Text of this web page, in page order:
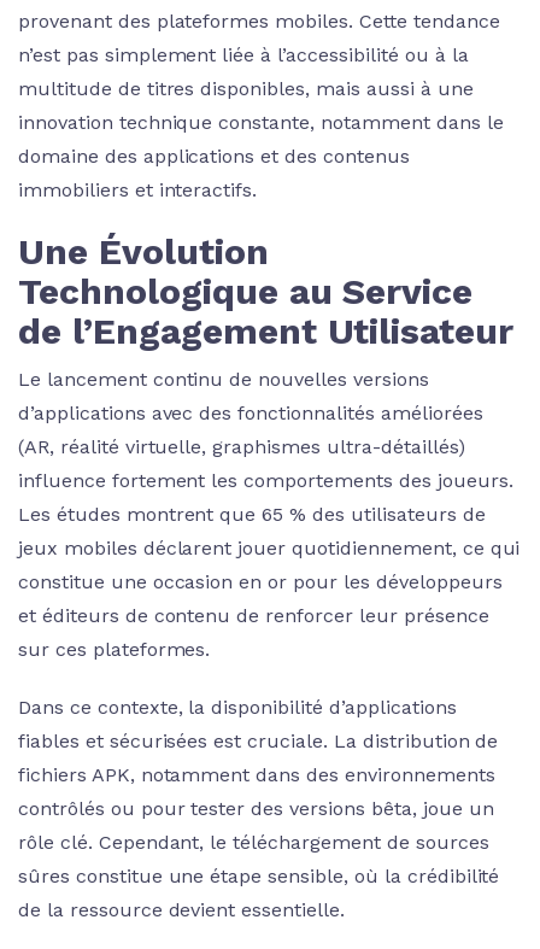
provenant des plateformes mobiles. Cette tendance
n’est pas simplement liée à l’accessibilité ou à la
multitude de titres disponibles, mais aussi à une
innovation technique constante, notamment dans le
domaine des applications et des contenus
immobiliers et interactifs.
Une Évolution
Technologique au Service
de l’Engagement Utilisateur
Le lancement continu de nouvelles versions
d’applications avec des fonctionnalités améliorées
(AR, réalité virtuelle, graphismes ultra-détaillés)
influence fortement les comportements des joueurs.
Les études montrent que 65 % des utilisateurs de
jeux mobiles déclarent jouer quotidiennement, ce qui
constitue une occasion en or pour les développeurs
et éditeurs de contenu de renforcer leur présence
sur ces plateformes.
Dans ce contexte, la disponibilité d’applications
fiables et sécurisées est cruciale. La distribution de
fichiers APK, notamment dans des environnements
contrôlés ou pour tester des versions bêta, joue un
rôle clé. Cependant, le téléchargement de sources
sûres constitue une étape sensible, où la crédibilité
de la ressource devient essentielle.